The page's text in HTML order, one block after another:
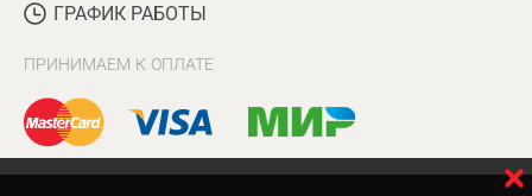
ГРАФИК РАБОТЫ
ПРИНИМАЕМ К ОПЛАТЕ